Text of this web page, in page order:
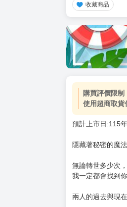
收藏商品
加價購 ( 共
購買評價限制